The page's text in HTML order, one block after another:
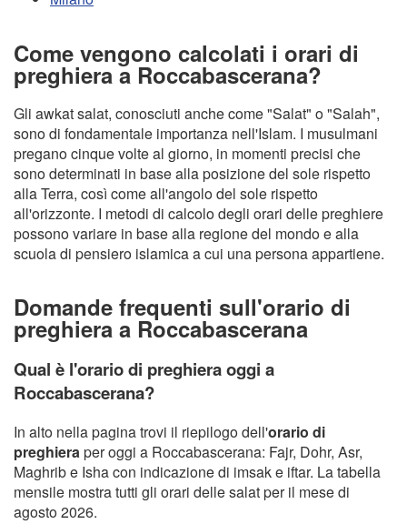
Come vengono calcolati i orari di
preghiera a Roccabascerana?
Gli awkat salat, conosciuti anche come "Salat" o "Salah",
sono di fondamentale importanza nell'Islam. I musulmani
pregano cinque volte al giorno, in momenti precisi che
sono determinati in base alla posizione del sole rispetto
alla Terra, così come all'angolo del sole rispetto
all'orizzonte. I metodi di calcolo degli orari delle preghiere
possono variare in base alla regione del mondo e alla
scuola di pensiero islamica a cui una persona appartiene.
Domande frequenti sull'orario di
preghiera a Roccabascerana
Qual è l'orario di preghiera oggi a
Roccabascerana?
In alto nella pagina trovi il riepilogo dell'orario di
preghieraper oggi a Roccabascerana: Fajr, Dohr, Asr,
Maghrib e Isha con indicazione di imsak e iftar. La tabella
mensile mostra tutti gli orari delle salat per il mese di
agosto 2026.